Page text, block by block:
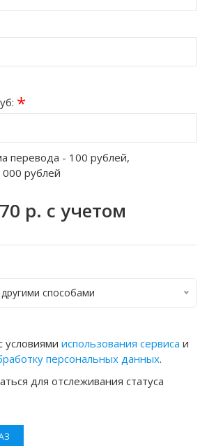
*
перевода - 100 рублей,
000 рублей
р. с учетом
способами
условиями использования сервиса и
персональных данных.
для отслеживания статуса